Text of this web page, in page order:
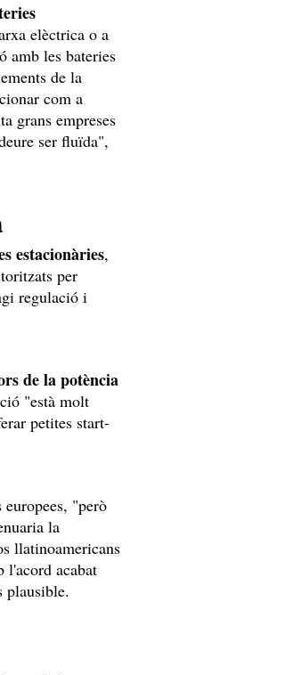
elèctrica o a
amb les bateries
de la
com a
grans empreses
ser fluïda",
estacionàries,
per
regulació i
de la potència
"està molt
petites start-
"però
la
llatinoamericans
acabat
plausible.